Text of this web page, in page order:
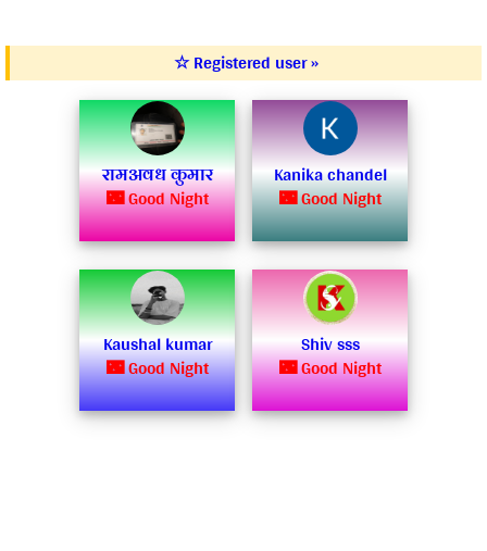
☆ Registered user »
रामअवध कुमार
🌃 Good Night
Kanika chandel
🌃 Good Night
Kaushal kumar
🌃 Good Night
Shiv sss
🌃 Good Night